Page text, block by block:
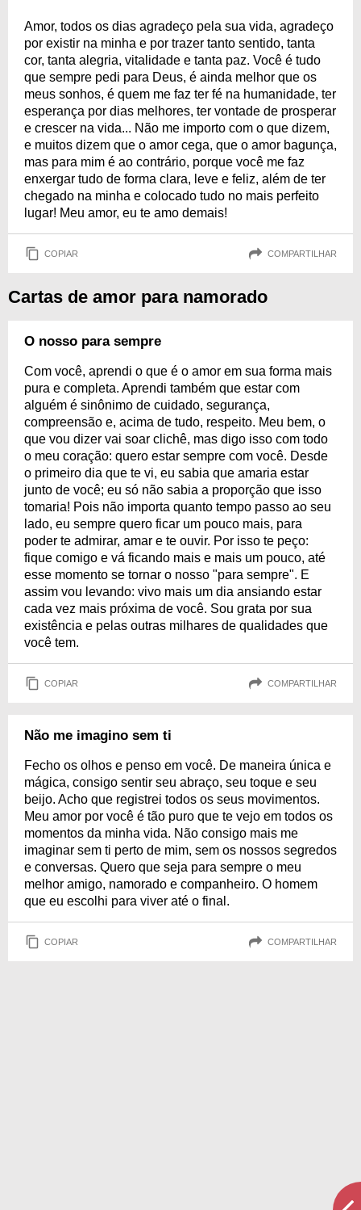
Amor, todos os dias agradeço pela sua vida, agradeço
por existir na minha e por trazer tanto sentido, tanta
cor, tanta alegria, vitalidade e tanta paz. Você é tudo
que sempre pedi para Deus, é ainda melhor que os
meus sonhos, é quem me faz ter fé na humanidade, ter
esperança por dias melhores, ter vontade de prosperar
e crescer na vida... Não me importo com o que dizem,
e muitos dizem que o amor cega, que o amor bagunça,
mas para mim é ao contrário, porque você me faz
enxergar tudo de forma clara, leve e feliz, além de ter
chegado na minha e colocado tudo no mais perfeito
lugar! Meu amor, eu te amo demais!
COPIAR COMPARTILHAR
Cartas de amor para namorado
O nosso para sempre
Com você, aprendi o que é o amor em sua forma mais
pura e completa. Aprendi também que estar com
alguém é sinônimo de cuidado, segurança,
compreensão e, acima de tudo, respeito. Meu bem, o
que vou dizer vai soar clichê, mas digo isso com todo
o meu coração: quero estar sempre com você. Desde
o primeiro dia que te vi, eu sabia que amaria estar
junto de você; eu só não sabia a proporção que isso
tomaria! Pois não importa quanto tempo passo ao seu
lado, eu sempre quero ficar um pouco mais, para
poder te admirar, amar e te ouvir. Por isso te peço:
fique comigo e vá ficando mais e mais um pouco, até
esse momento se tornar o nosso "para sempre". E
assim vou levando: vivo mais um dia ansiando estar
cada vez mais próxima de você. Sou grata por sua
existência e pelas outras milhares de qualidades que
você tem.
COPIAR COMPARTILHAR
Não me imagino sem ti
Fecho os olhos e penso em você. De maneira única e
mágica, consigo sentir seu abraço, seu toque e seu
beijo. Acho que registrei todos os seus movimentos.
Meu amor por você é tão puro que te vejo em todos os
momentos da minha vida. Não consigo mais me
imaginar sem ti perto de mim, sem os nossos segredos
e conversas. Quero que seja para sempre o meu
melhor amigo, namorado e companheiro. O homem
que eu escolhi para viver até o final.
COPIAR COMPARTILHAR